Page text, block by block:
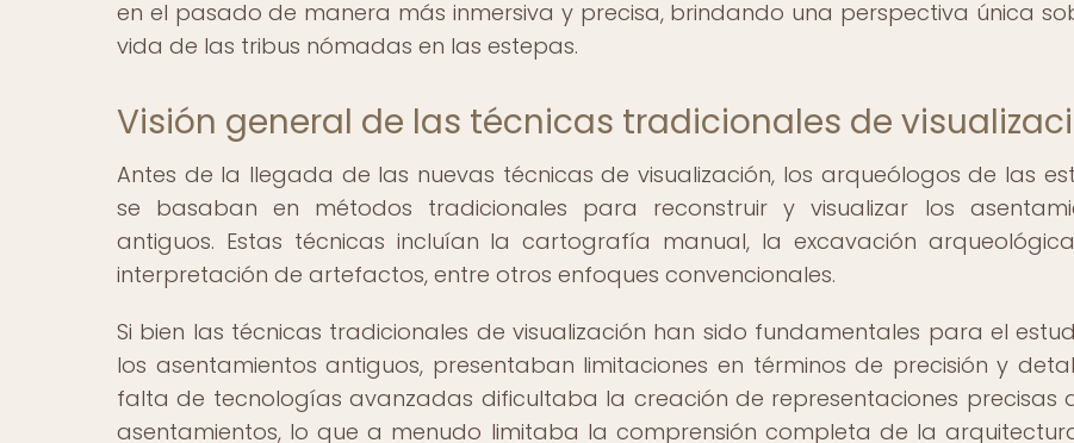
en el pasado de manera más inmersiva y precisa, brindando una perspectiva única
vida de las tribus nómadas en las estepas.
Visión general de las técnicas tradicionales de
Antes de la llegada de las nuevas técnicas de visualización, los arqueólogos de las
se basaban en métodos tradicionales para reconstruir y visualizar los
antiguos. Estas técnicas incluían la cartografía manual, la excavación
interpretación de artefactos, entre otros enfoques convencionales.
Si bien las técnicas tradicionales de visualización han sido fundamentales para el
los asentamientos antiguos, presentaban limitaciones en términos de precisión y
falta de tecnologías avanzadas dificultaba la creación de representaciones precisas
asentamientos, lo que a menudo limitaba la comprensión completa de la